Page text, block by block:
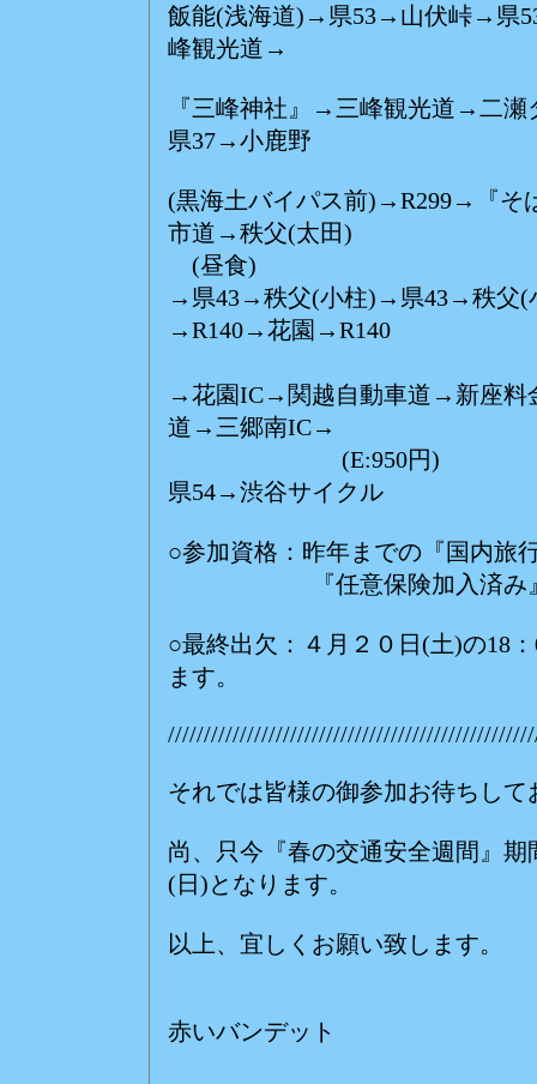
飯能(浅海道)→県53→山伏峠→県
峰観光道→
『三峰神社』→三峰観光道→二
県37→小鹿野
(黒海土バイパス前)→R299→『
市道→秩父(太田)
(昼食)
→県43→秩父(小柱)→県43→秩父(
→R140→花園→R140
→花園IC→関越自動車道→新座
道→三郷南IC→
(E:950円)
県54→渋谷サイクル
○参加資格：昨年までの『国内旅
『任意保険加入済み』を
○最終出欠：４月２０日(土)の18
ます。
それでは皆様の御参加お待ちして
尚、只今『春の交通安全週間』
(日)となります。
以上、宜しくお願い致します。
赤いバンデット